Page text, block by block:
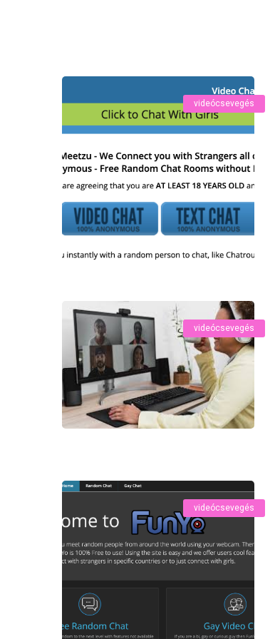
videócsevegés
videócsevegés
videócsevegés